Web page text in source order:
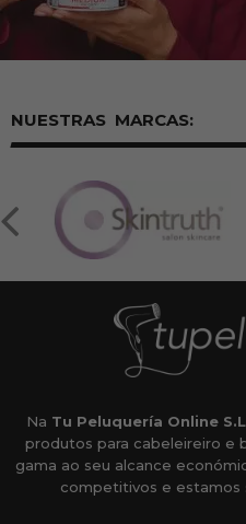
MARCAS:
Na Tu Peluquería Online
produtos para cabeleireiro e
gama ao seu alcance
competitivos e estamos